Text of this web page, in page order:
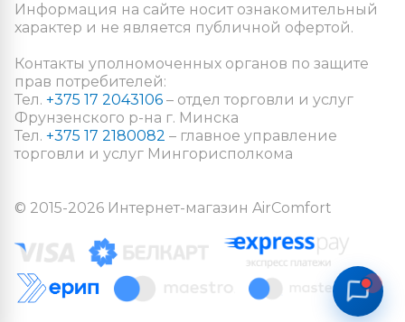
Информация на сайте носит ознакомительный
характер и не является публичной офертой.
Контакты уполномоченных органов по защите
прав потребителей:
Тел. +375 17 2043106 – отдел торговли и услуг
Фрунзенского р-на г. Минска
Тел. +375 17 2180082 – главное управление
торговли и услуг Мингорисполкома
© 2015-2026 Интернет-магазин AirComfort